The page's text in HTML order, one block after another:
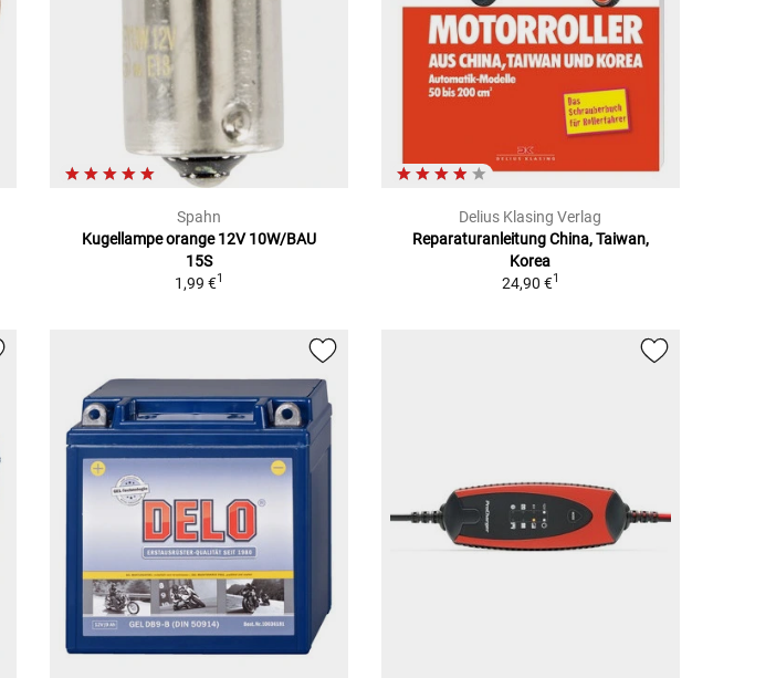
Spahn
Kugellampe orange 12V 10W/BAU
15S
1,99 €1
Delius Klasing Verlag
Reparaturanleitung China, Taiwan,
Korea
24,90 €1